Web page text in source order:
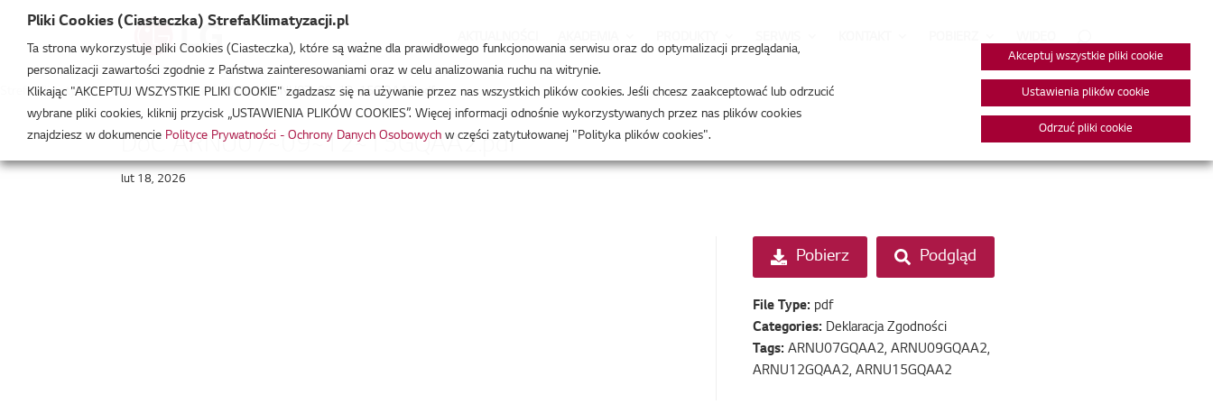
Strefa Klimatyzacji /Deklaracja Zgodności/DoC ARNU07~09~12~15GQAA2.pdf
DoC ARNU07~09~12~15GQAA2.pdf
lut 18, 2026
Pobierz Podgląd
File Type: pdf
Categories: Deklaracja Zgodności
Tags:ARNU07GQAA2, ARNU09GQAA2,
ARNU12GQAA2, ARNU15GQAA2
Pliki Cookies (Ciasteczka) StrefaKlimatyzacji.pl
Ta strona wykorzystuje pliki Cookies (Ciasteczka), które są ważne dla prawidłowego funkcjonowania serwisu oraz do optymalizacji przeglądania,
personalizacji zawartości zgodnie z Państwa zainteresowaniami oraz w celu analizowania ruchu na witrynie.
Klikając "AKCEPTUJ WSZYSTKIE PLIKI COOKIE" zgadzasz się na używanie przez nas wszystkich plików cookies. Jeśli chcesz zaakceptować lub odrzucić
wybrane pliki cookies, kliknij przycisk „USTAWIENIA PLIKÓW COOKIES”. Więcej informacji odnośnie wykorzystywanych przez nas plików cookies
znajdziesz w dokumencie Polityce Prywatności - Ochrony Danych Osobowych w części zatytułowanej "Polityka plików cookies".
Akceptuj wszystkie pliki cookie
Ustawienia plików cookie
Odrzuć pliki cookie